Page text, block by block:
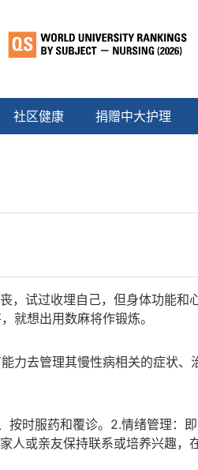
社区健康 捐赠中大护理
试过收埋自己，但身体功能
就想出用数麻将作锻炼。
去管理其慢性病相关的症状
时服药和覆诊。2.情绪管理：
或亲友保持联系或培养兴趣，